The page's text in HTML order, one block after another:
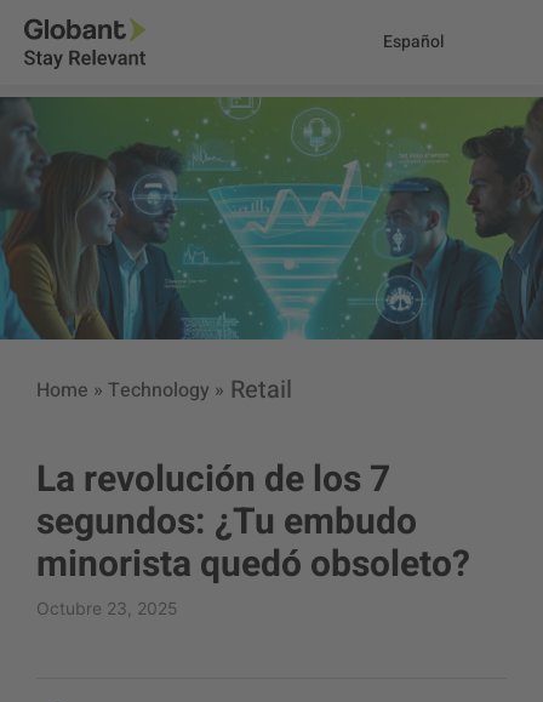
Español
Home » Technology » Retail
La revolución de los 7
segundos: ¿Tu embudo
minorista quedó obsoleto?
Octubre 23, 2025